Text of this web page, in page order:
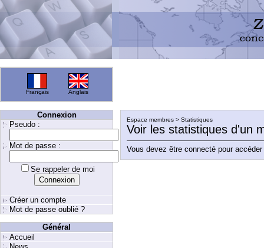
Français Anglais
Connexion
Pseudo :
Mot de passe :
Se rappeler de moi
Créer un compte
Mot de passe oublié ?
Général
Accueil
Espace membres > Statistiques
Voir les statistiques d'un
Vous devez être connecté pour